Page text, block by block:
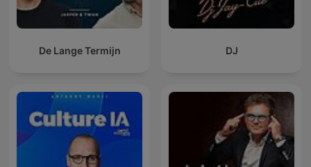
De Lange Termijn DJ